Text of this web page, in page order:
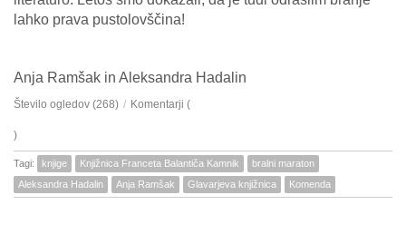
lahko prava pustolovščina!
Anja Ramšak in Aleksandra Hadalin
Število ogledov (268) / Komentarji (
)
Tagi: knjige Knjižnica Franceta Balantiča Kamnik
bralni maraton
Aleksandra Hadalin
Anja Ramšak Glavarjeva knjižnica Komenda